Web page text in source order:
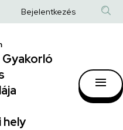
Anonim
fiók
Bejelentkezés